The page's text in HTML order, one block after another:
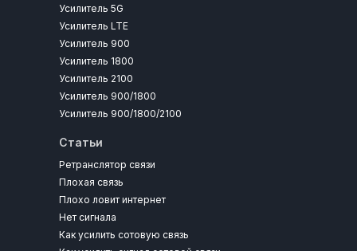
Статьи
Ретранслятор связи
Усилитель 5G
Усилитель LTE
Усилитель 900
Усилитель 1800
Усилитель 2100
Усилитель 900/1800
Усилитель 900/1800/2100
Плохая связь
Плохо ловит интернет
Нет сигнала
Как усилить сотовую связь